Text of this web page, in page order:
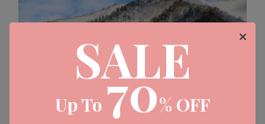
SALE
Up To 70% OFF